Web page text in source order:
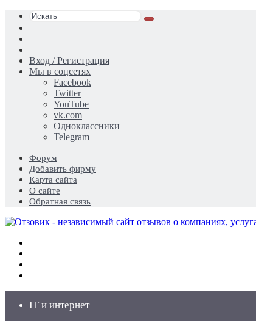
Искать
статья
Вход / Регистрация
Мы в соцсетях
Facebook
Twitter
YouTube
vk.com
Одноклассники
Telegram
Форум
Добавить фирму
Карта сайта
О сайте
Обратная связь
IT и интернет